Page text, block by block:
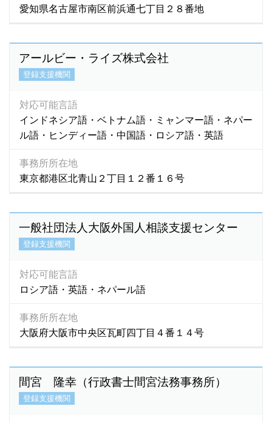
ヒンドゥ語 (2)
フィリピン語 (324)
フィリッピン語
(0)
フィンランド語
普通語 (1)
ブラジル語
(0)
ヘブライ語
ベトナム語 (7,186)
ペルシア語 (0)
ペルシャ語 (3)
ベンガル語
ポーランド語
マラティ語
マラヤラム語 (1)
マレーシア語 (16)
マレー語
(34)
ミャンマー語
愛知県名古屋市南区前浜通七丁目２８番地
アールビー・ライズ株式会社
登録支援機関
対応可能言語
インドネシア語・ベトナム語・ミャンマー語・ネパー
ル語・ヒンディー語・中国語・ロシア語・英語
事務所所在地
東京都港区北青山２丁目１２番１６号
一般社団法人大阪外国人相談支援センター
登録支援機関
対応可能言語
ロシア語・英語・ネパール語
事務所所在地
大阪府大阪市中央区瓦町四丁目４番１４号
間宮 隆幸（行政書士間宮法務事務所）
登録支援機関